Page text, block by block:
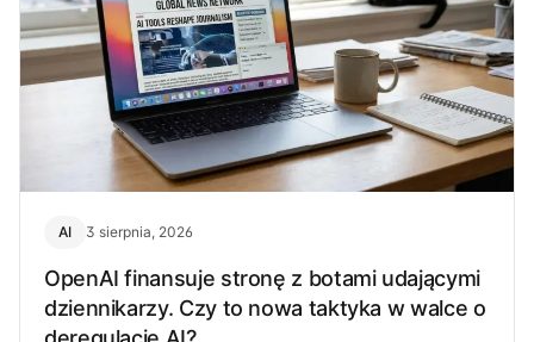
AI 3 sierpnia, 2026
OpenAI finansuje stronę z botami udającymi
dziennikarzy. Czy to nowa taktyka w walce o